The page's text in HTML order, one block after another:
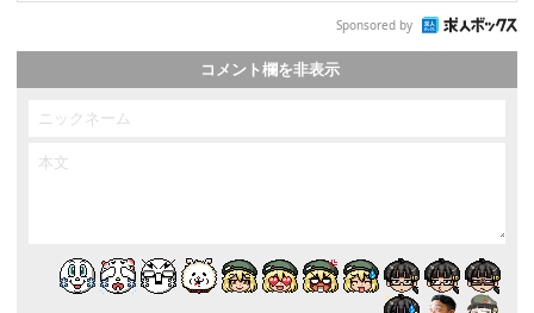
Sponsored by
コメント欄を非表示